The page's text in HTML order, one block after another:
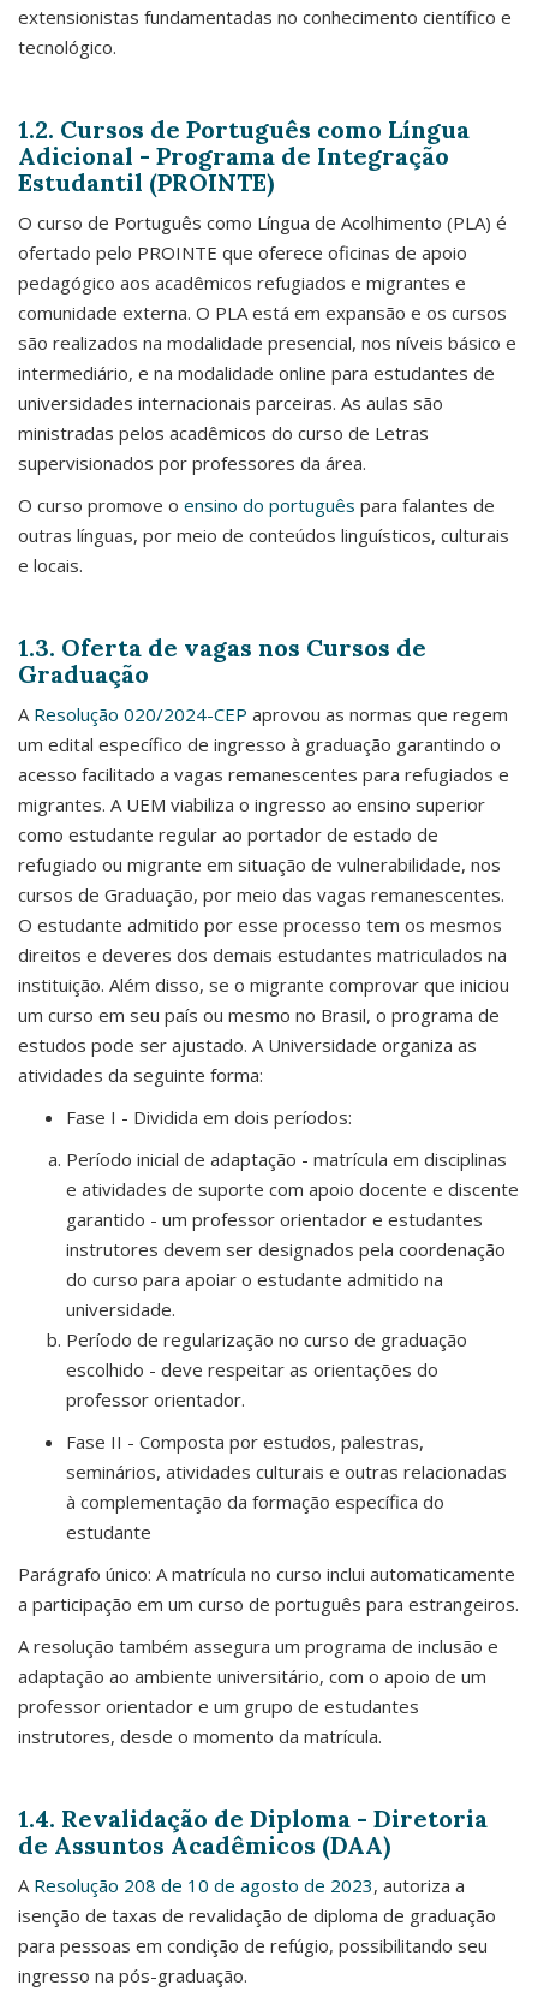
extensionistas fundamentadas no conhecimento científico e
tecnológico.
1.2. Cursos de Português como Língua
Adicional - Programa de Integração
Estudantil (PROINTE)
O curso de Português como Língua de Acolhimento (PLA) é
ofertado pelo PROINTE que oferece oficinas de apoio
pedagógico aos acadêmicos refugiados e migrantes e
comunidade externa. O PLA está em expansão e os cursos
são realizados na modalidade presencial, nos níveis básico e
intermediário, e na modalidade online para estudantes de
universidades internacionais parceiras. As aulas são
ministradas pelos acadêmicos do curso de Letras
supervisionados por professores da área.
O curso promove o ensino do português para falantes de
outras línguas, por meio de conteúdos linguísticos, culturais
e locais.
1.3. Oferta de vagas nos Cursos de
Graduação
A Resolução 020/2024-CEP aprovou as normas que regem
um edital específico de ingresso à graduação garantindo o
acesso facilitado a vagas remanescentes para refugiados e
migrantes. A UEM viabiliza o ingresso ao ensino superior
como estudante regular ao portador de estado de
refugiado ou migrante em situação de vulnerabilidade, nos
cursos de Graduação, por meio das vagas remanescentes.
O estudante admitido por esse processo tem os mesmos
direitos e deveres dos demais estudantes matriculados na
instituição. Além disso, se o migrante comprovar que iniciou
um curso em seu país ou mesmo no Brasil, o programa de
estudos pode ser ajustado. A Universidade organiza as
atividades da seguinte forma:
Fase I - Dividida em dois períodos:
Período inicial de adaptação - matrícula em disciplinas
e atividades de suporte com apoio docente e discente
garantido - um professor orientador e estudantes
instrutores devem ser designados pela coordenação
do curso para apoiar o estudante admitido na
universidade.
Período de regularização no curso de graduação
escolhido - deve respeitar as orientações do
professor orientador.
Fase II - Composta por estudos, palestras,
seminários, atividades culturais e outras relacionadas
à complementação da formação específica do
estudante
Parágrafo único: A matrícula no curso inclui automaticamente
a participação em um curso de português para estrangeiros.
A resolução também assegura um programa de inclusão e
adaptação ao ambiente universitário, com o apoio de um
professor orientador e um grupo de estudantes
instrutores, desde o momento da matrícula.
1.4. Revalidação de Diploma - Diretoria
de Assuntos Acadêmicos (DAA)
A Resolução 208 de 10 de agosto de 2023, autoriza a
isenção de taxas de revalidação de diploma de graduação
para pessoas em condição de refúgio, possibilitando seu
ingresso na pós-graduação.